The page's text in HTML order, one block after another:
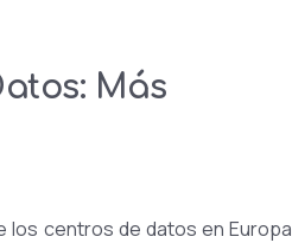
Más
los centros de datos en Europa